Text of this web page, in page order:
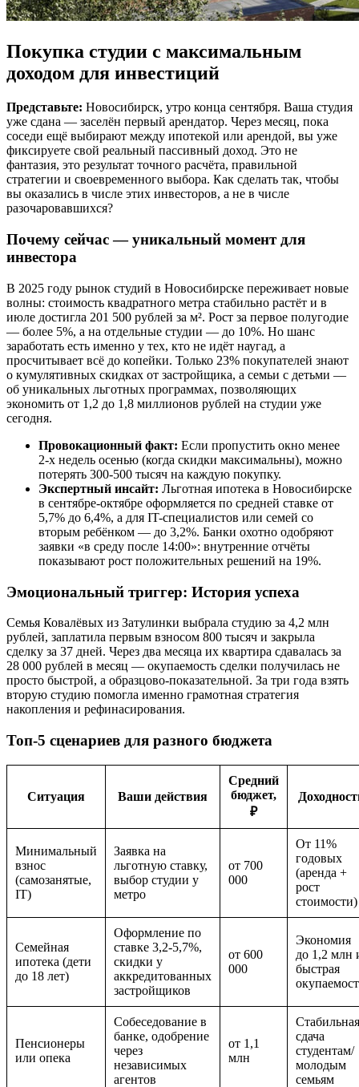
Покупка студии с максимальным
доходом для инвестиций
Представьте: Новосибирск, утро конца сентября. Ваша студия
уже сдана — заселён первый арендатор. Через месяц, пока
соседи ещё выбирают между ипотекой или арендой, вы уже
фиксируете свой реальный пассивный доход. Это не
фантазия, это результат точного расчёта, правильной
стратегии и своевременного выбора. Как сделать так, чтобы
вы оказались в числе этих инвесторов, а не в числе
разочаровавшихся?
Почему сейчас — уникальный момент для
инвестора
В 2025 году рынок студий в Новосибирске переживает новые
волны: стоимость квадратного метра стабильно растёт и в
июле достигла 201 500 рублей за м². Рост за первое полугодие
— более 5%, а на отдельные студии — до 10%. Но шанс
заработать есть именно у тех, кто не идёт наугад, а
просчитывает всё до копейки. Только 23% покупателей знают
о кумулятивных скидках от застройщика, а семьи с детьми —
об уникальных льготных программах, позволяющих
экономить от 1,2 до 1,8 миллионов рублей на студии уже
сегодня.
Провокационный факт: Если пропустить окно менее
2-х недель осенью (когда скидки максимальны), можно
потерять 300-500 тысяч на каждую покупку.
Экспертный инсайт: Льготная ипотека в Новосибирске
в сентябре-октябре оформляется по средней ставке от
5,7% до 6,4%, а для IT-специалистов или семей со
вторым ребёнком — до 3,2%. Банки охотно одобряют
заявки «в среду после 14:00»: внутренние отчёты
показывают рост положительных решений на 19%.
Эмоциональный триггер: История успеха
Семья Ковалёвых из Затулинки выбрала студию за 4,2 млн
рублей, заплатила первым взносом 800 тысяч и закрыла
сделку за 37 дней. Через два месяца их квартира сдавалась за
28 000 рублей в месяц — окупаемость сделки получилась не
просто быстрой, а образцово-показательной. За три года взять
вторую студию помогла именно грамотная стратегия
накопления и рефинасирования.
Топ-5 сценариев для разного бюджета
Ситуация Ваши действия
Средний
бюджет,
₽
Минимальный
взнос
(самозанятые,
IT)
Заявка на
льготную ставку,
выбор студии у
метро
от 700
000
От 11%
годовых
(аренда +
рост
стоимости)
Семейная
ипотека (дети
до 18 лет)
Оформление по
ставке 3,2-5,7%,
скидки у
аккредитованных
застройщиков
от 600
000
Экономия
до 1,2 млн
быстрая
Пенсионеры
или опека
Собеседование в
банке, одобрение
через
независимых
агентов
от 1,1
млн
Стабильная
сдача
студентам/
молодым
семьям